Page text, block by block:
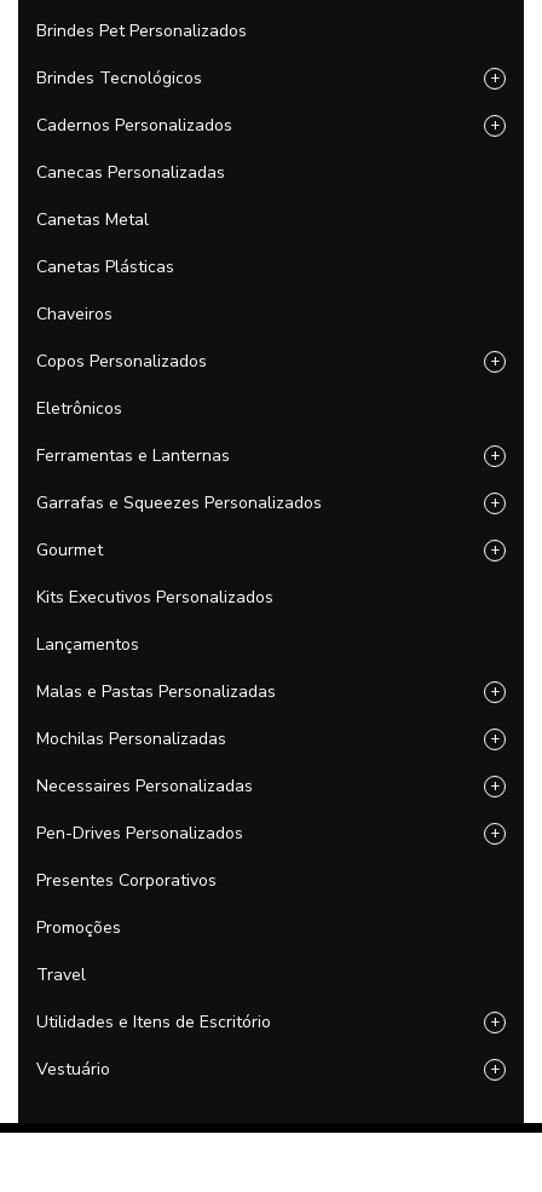
Brindes Pet Personalizados
Brindes Tecnológicos +
Cadernos Personalizados +
Canecas Personalizadas
Canetas Metal
Canetas Plásticas
Chaveiros
Copos Personalizados +
Eletrônicos
Ferramentas e Lanternas +
Garrafas e Squeezes Personalizados +
Gourmet +
Kits Executivos Personalizados
Lançamentos
Malas e Pastas Personalizadas +
Mochilas Personalizadas +
Necessaires Personalizadas +
Pen-Drives Personalizados +
Presentes Corporativos
Promoções
Travel
Utilidades e Itens de Escritório +
Vestuário +